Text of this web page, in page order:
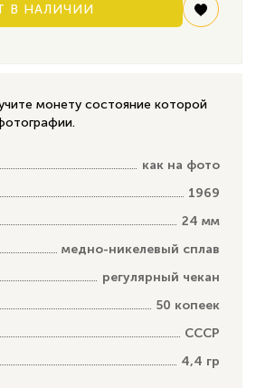
В НАЛИЧИИ
монету состояние которой
как на фото
1969
24 мм
медно-никелевый сплав
регулярный чекан
50 копеек
СССР
4,4 гр